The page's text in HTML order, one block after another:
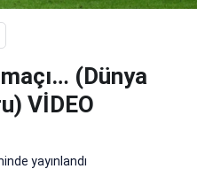
(Dünya
VİDEO
yayınlandı